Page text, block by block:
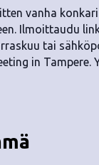
vanha
Ilmoittaudu
tai
in Tampere.